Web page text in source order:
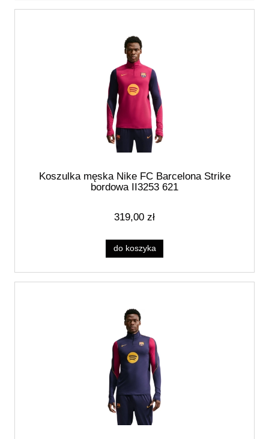
Koszulka męska Nike FC Barcelona Strike
bordowa II3253 621
319,00 zł
do koszyka